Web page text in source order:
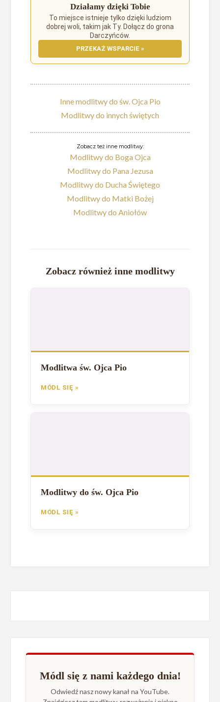
Działamy dzięki Tobie
To miejsce istnieje tylko dzięki ludziom
dobrej woli, takim jak Ty. Dołącz do grona
Darczyńców.
PRZEKAŻ WSPARCIE »
Inne modlitwy do św. Ojca Pio
Modlitwy do innych świętych
Zobacz też inne modlitwy:
Modlitwy do Boga Ojca
Modlitwy do Pana Jezusa
Modlitwy do Ducha Świętego
Modlitwy do Matki Bożej
Modlitwy do Aniołów
Zobacz również inne modlitwy
Modlitwa św. Ojca Pio
MÓDL SIĘ »
Modlitwy do św. Ojca Pio
MÓDL SIĘ »
Módl się z nami każdego dnia!
Odwiedź nasz nowy kanał na YouTube.